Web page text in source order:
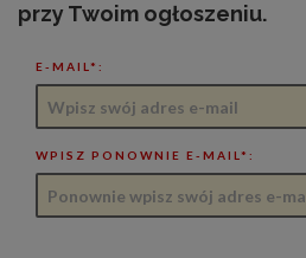
przy Twoim ogłoszeniu.
E-MAIL*:
WPISZ PONOWNIE E-MAIL*: